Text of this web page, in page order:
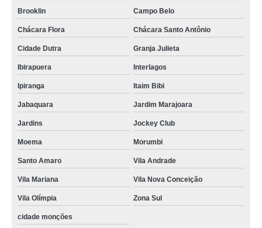
empresa especializada em serviço terceirizado de jardinagem Ibirapuera
serviço de jardinagem em condomínios valores Mooca
empresa especializada em serviço jardinagem Taboão da Serra
onde faz serviço de paisagismo e jardinagem Jandira
onde faz serviço de jardinagem e poda Araraquara
empresa especializada em serviço de paisagismo e jardinagem Caçapava
serviço de jardinagem Caçapava
serviço de poda e jardinagem valores Alto de Pinheiros
empresa especializada em serviços de jardinagem e paisagismo Itaguaí
Brooklin Campo Belo
Chácara Flora Chácara Santo Antônio
Cidade Dutra Granja Julieta
Ibirapuera Interlagos
Ipiranga Itaim Bibi
Jabaquara Jardim Marajoara
Jardins Jockey Club
Moema Morumbi
Santo Amaro Vila Andrade
Vila Mariana Vila Nova Conceição
Vila Olímpia Zona Sul
cidade monções